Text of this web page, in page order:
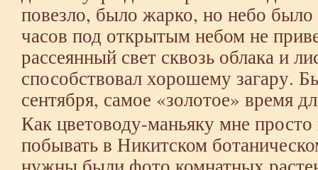
повезло, было жарко, но небо
часов под открытым небом не
рассеянный свет сквозь облака и
способствовал хорошему загару.
сентября, самое «золотое» время
Как цветоводу-маньяку мне
побывать в Никитском